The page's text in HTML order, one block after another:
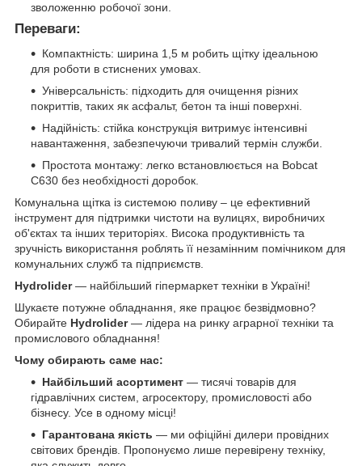
зволоженню робочої зони.
Переваги:
Компактність: ширина 1,5 м робить щітку ідеальною
для роботи в стиснених умовах.
Універсальність: підходить для очищення різних
покриттів, таких як асфальт, бетон та інші поверхні.
Надійність: стійка конструкція витримує інтенсивні
навантаження, забезпечуючи тривалий термін служби.
Простота монтажу: легко встановлюється на Bobcat
C630 без необхідності доробок.
Комунальна щітка із системою поливу – це ефективний
інструмент для підтримки чистоти на вулицях, виробничих
об'єктах та інших територіях. Висока продуктивність та
зручність використання роблять її незамінним помічником для
комунальних служб та підприємств.
Hydrolider— найбільший гіпермаркет техніки в Україні!
Шукаєте потужне обладнання, яке працює безвідмовно?
Обирайте Hydrolider— лідера на ринку аграрної техніки та
промислового обладнання!
Чому обирають саме нас:
Найбільший асортимент — тисячі товарів для
гідравлічних систем, агросектору, промисловості або
бізнесу. Усе в одному місці!
Гарантована якість — ми офіційні дилери провідних
світових брендів. Пропонуємо лише перевірену техніку,